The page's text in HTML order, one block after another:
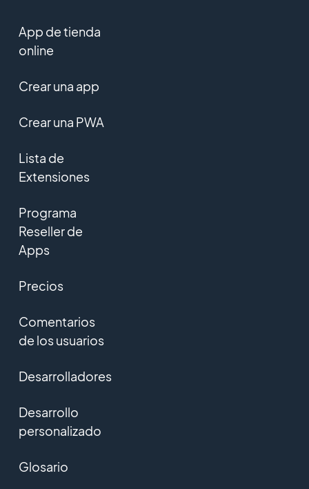
App de tienda
online
Crear una app
Crear una PWA
Lista de
Extensiones
Programa
Reseller de
Apps
Precios
Comentarios
de los usuarios
Desarrolladores
Desarrollo
personalizado
Glosario